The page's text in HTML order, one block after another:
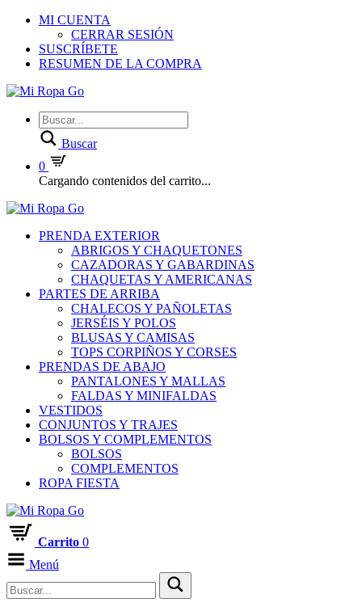
MI CUENTA
CERRAR SESIÓN
SUSCRÍBETE
RESUMEN DE LA COMPRA
Buscar
0
Cargando contenidos del carrito...
PRENDA EXTERIOR
ABRIGOS Y CHAQUETONES
CAZADORAS Y GABARDINAS
CHAQUETAS Y AMERICANAS
PARTES DE ARRIBA
CHALECOS Y PAÑOLETAS
JERSÉIS Y POLOS
BLUSAS Y CAMISAS
TOPS CORPIÑOS Y CORSES
PRENDAS DE ABAJO
PANTALONES Y MALLAS
FALDAS Y MINIFALDAS
VESTIDOS
CONJUNTOS Y TRAJES
BOLSOS Y COMPLEMENTOS
BOLSOS
COMPLEMENTOS
ROPA FIESTA
Carrito 0
Menú